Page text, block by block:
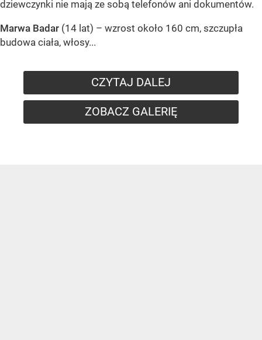
dziewczynki nie mają ze sobą telefonów ani dokumentów.
Marwa Badar (14 lat) – wzrost około 160 cm, szczupła
budowa ciała, włosy...
CZYTAJ DALEJ
ZOBACZ GALERIĘ